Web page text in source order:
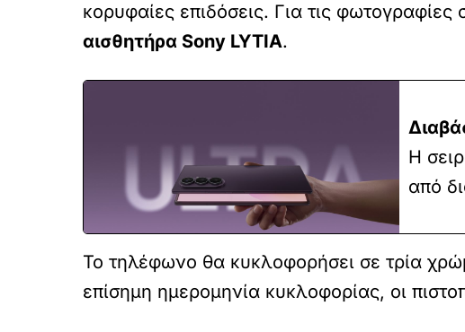
κορυφαίες επιδόσεις. Για τις φωτογραφίες
αισθητήρα Sony LYTIA.
Η
από
Το τηλέφωνο θα κυκλοφορήσει σε τρία
επίσημη ημερομηνία κυκλοφορίας, οι